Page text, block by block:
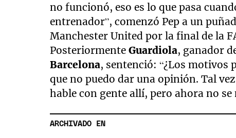
no funcionó, eso es lo que pasa
entrenador”, comenzó Pep a un
Manchester United por la final de la
PosteriormenteGuardiola, ganador
Barcelona, sentenció: “¿Los motivos
que no puedo dar una opinión. Tal
hable con gente allí, pero ahora no se
ARCHIVADO EN